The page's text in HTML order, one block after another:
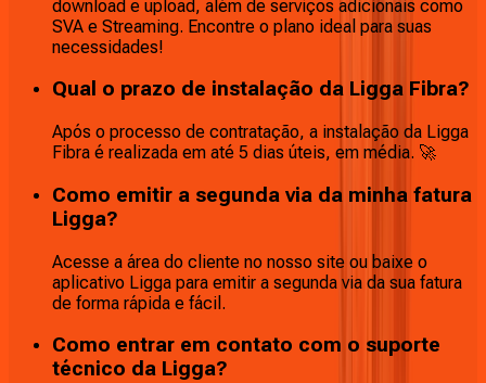
download e upload, além de serviços adicionais como
SVA e Streaming. Encontre o plano ideal para suas
necessidades!
Qual o prazo de instalação da Ligga Fibra?
Após o processo de contratação, a instalação da Ligga
Fibra é realizada em até 5 dias úteis, em média. 🚀
Como emitir a segunda via da minha fatura
Ligga?
Acesse a área do cliente no nosso site ou baixe o
aplicativo Ligga para emitir a segunda via da sua fatura
de forma rápida e fácil.
Como entrar em contato com o suporte
técnico da Ligga?